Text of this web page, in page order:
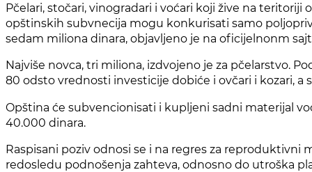
Pčelari, stočari, vinogradari i voćari koji žive na
opštinskih subvnecija mogu konkurisati samo
sedam miliona dinara, objavljeno je na oficijelnonm
Najviše novca, tri miliona, izdvojeno je za pčelarstvo.
80 odsto vrednosti investicije dobiće i ovčari i kozari,
Opština će subvencionisati i kupljeni sadni materijal
40.000 dinara.
Raspisani poziv odnosi se i na regres za reproduktivni
redosledu podnošenja zahteva, odnosno do utroška